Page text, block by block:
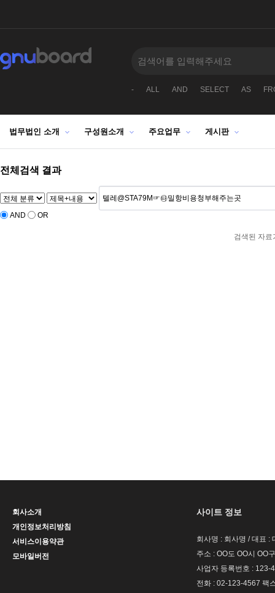
- ALL AND SELECT AS
법무법인 소개 구성원소개 주요업무 게시판
전체검색 결과
AND OR
검색된 자료
회사소개
개인정보처리방침
서비스이용약관
모바일버전
사이트 정보
회사명 : 회사명 / 대표 :
주소 : OO도 OO시 OO
사업자 등록번호 : 123-
전화 : 02-123-4567 팩